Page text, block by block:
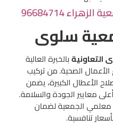
96684714
سلوى
بالخبرة العالية
الصحية. من تركيب
الأعطال الكبيرة، يضمن
معايير الجودة والسلامة.
الجمعية لضمان
تنافسية.